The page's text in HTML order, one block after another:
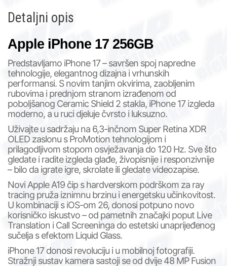
Detaljni opis
Apple iPhone 17 256GB
Predstavljamo iPhone 17 – savršen spoj napredne
tehnologije, elegantnog dizajna i vrhunskih
performansi. S novim tanjim okvirima, zaobljenim
rubovima i prednjom stranom izrađenom od
poboljšanog Ceramic Shield 2 stakla, iPhone 17 izgleda
moderno, a u ruci djeluje čvrsto i luksuzno.
Uživajte u sadržaju na 6,3-inčnom Super Retina XDR
OLED zaslonu s ProMotion tehnologijom i
prilagodljivom stopom osvježavanja do 120 Hz. Sve što
gledate i radite izgleda glađe, živopisnije i responzivnije
– bilo da igrate igre, skrolate ili gledate videozapise.
Novi Apple A19 čip s hardverskom podrškom za ray
tracing pruža iznimnu brzinu i energetsku učinkovitost.
U kombinaciji s iOS-om 26, donosi potpuno novo
korisničko iskustvo – od pametnih značajki poput Live
Translation i Call Screeninga do estetski unaprijeđenog
sučelja s efektom Liquid Glass.
iPhone 17 donosi revoluciju i u mobilnoj fotografiji.
Stražnji sustav kamera sastoji se od dvije 48 MP Fusion